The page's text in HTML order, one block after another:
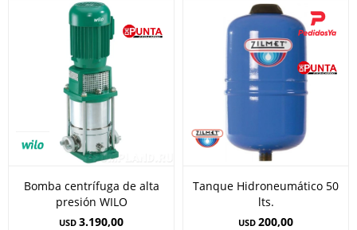
Bomba centrífuga de alta
presión WILO
USD 3.190,00
Tanque Hidroneumático 50
lts.
USD 200,00